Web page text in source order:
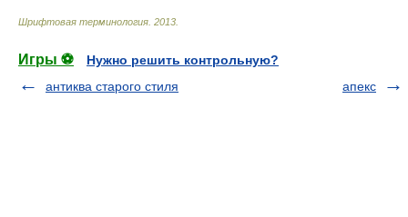
Шрифтовая терминология 2013
Игры ⚽
Нужно решить контрольную?
антиква старого стиля
апекс